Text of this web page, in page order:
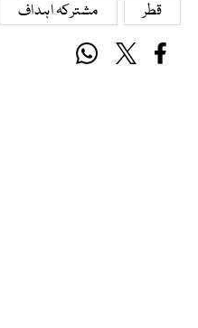
قطر
مشترکہ اہداف